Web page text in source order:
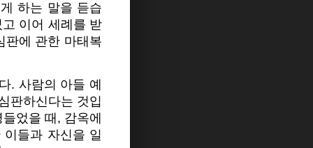
하는 말을 듣습
이어 세례를 받
판에 관한 마태복
. 사람의 아들 예
판하신다는 것입
었을 때, 감옥에
들과 자신을 일